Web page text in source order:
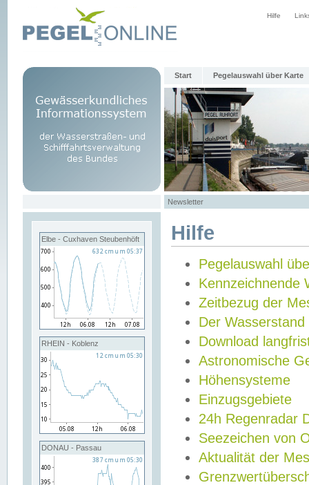
Hilfe
Start Pegelauswahl über Karte
Newsletter
Elbe - Cuxhaven Steubenhöft
RHEIN - Koblenz
DONAU - Passau
Hilfe
Pegelauswahl
Kennzeichnende
Zeitbezug der
Der Wasserstand
Download
Astronomische
Höhensysteme
Einzugsgebiete
24h Regenradar
Seezeichen von
Aktualität der